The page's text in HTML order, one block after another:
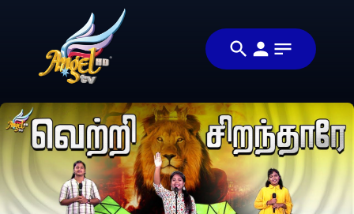
Share
Video
🙌
Share this
and family